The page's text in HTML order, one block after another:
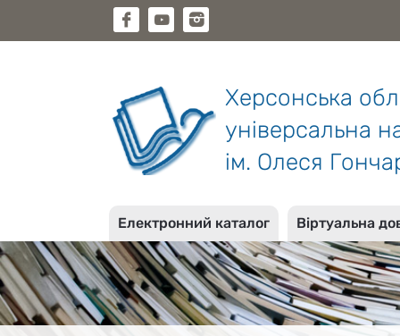
Херсонська
універсальна
ім. Олеся
Електронний каталог Віртуальна